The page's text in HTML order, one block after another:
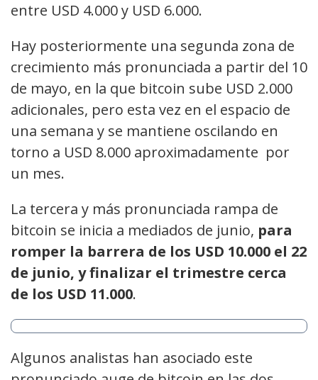
entre USD 4.000 y USD 6.000.
Hay posteriormente una segunda zona de
crecimiento más pronunciada a partir del 10
de mayo, en la que bitcoin sube USD 2.000
adicionales, pero esta vez en el espacio de
una semana y se mantiene oscilando en
torno a USD 8.000 aproximadamente por
un mes.
La tercera y más pronunciada rampa de
bitcoin se inicia a mediados de junio, para
romper la barrera de los USD 10.000 el 22
de junio, y finalizar el trimestre cerca
de los USD 11.000.
Algunos analistas han asociado este